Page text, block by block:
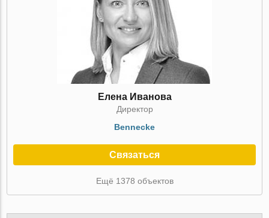
Елена Иванова
Директор
Bennecke
Связаться
Ещё 1378 объектов